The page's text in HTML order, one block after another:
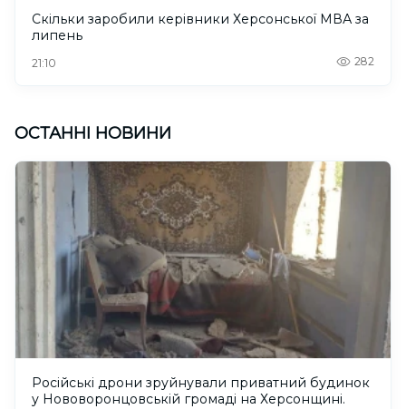
Скільки заробили керівники Херсонської МВА за
липень
21:10 282
ОСТАННІ НОВИНИ
Російські дрони зруйнували приватний будинок
у Нововоронцовській громаді на Херсонщині.